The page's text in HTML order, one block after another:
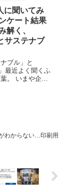
略化...
に聞いてみ
ケート結果
解く、
サステナブ
ナブル」と
最近よく聞くふ
。 いまや企業
話から、100人
か...
わからない…印刷用